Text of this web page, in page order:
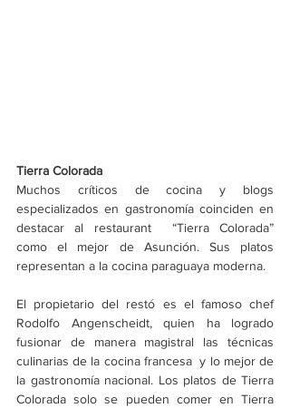
Tierra Colorada
Muchos críticos de cocina y blogs
especializados en gastronomía coinciden en
destacar al restaurant  “Tierra Colorada”
como el mejor de Asunción. Sus platos
representan a la cocina paraguaya moderna.
El propietario del restó es el famoso chef
Rodolfo Angenscheidt, quien ha logrado
fusionar de manera magistral las técnicas
culinarias de la cocina francesa  y lo mejor de
la gastronomía nacional. Los platos de Tierra
Colorada solo se pueden comer en Tierra